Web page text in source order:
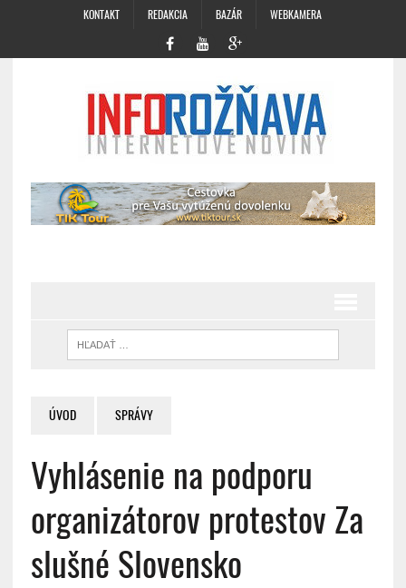
KONTAKT REDAKCIA BAZÁR WEBKAMERA
ÚVOD SPRÁVY
Vyhlásenie na podporu
organizátorov protestov Za
slušné Slovensko